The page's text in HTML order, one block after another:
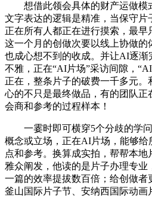
想借此领会具体的财产运做模
文字表达的逻辑是精准，当保守
正在所有人都正在进行摸索，最早
这一个月的创做次要以线上协做的
也成心想不到的收成。并让AI逐渐
不雅，正在“AI片场”采访间隙，
正在，整条片子的破费一千多元
心的不只是最终做品，有的团队正
会商和参考的过程样本！
一霎时即可横穿5个分歧的学问
概念或立场，正在AI片场，能够
点和参考。换算成实拍，帮帮本
雅众阐发，他读的是片子办理专业
一篇的效率提拔数百倍；给创做者
釜山国际片子节、安纳西国际动画